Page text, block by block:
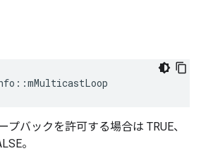
::mMulticastLoop
プバックを許可する場合は TRUE、
。